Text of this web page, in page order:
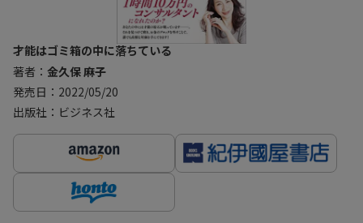
才能はゴミ箱の中に落ちている
著者： 金久保 麻子
発売日：2022/05/20
出版社：ビジネス社